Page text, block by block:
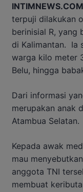
terpuji dilakukan
berinisial R, yang
di Kalimantan. Ia
warga kilo meter
Belu, hingga
Dari informasi
merupakan anak
Atambua Selatan.
Kepada awak
mau
anggota TNI
membuat